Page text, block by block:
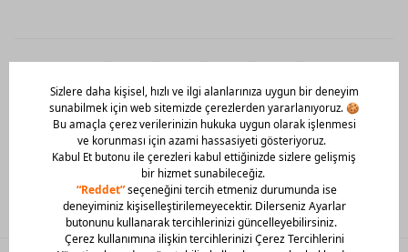
Mobil Uygulamamızı Hemen İndir!